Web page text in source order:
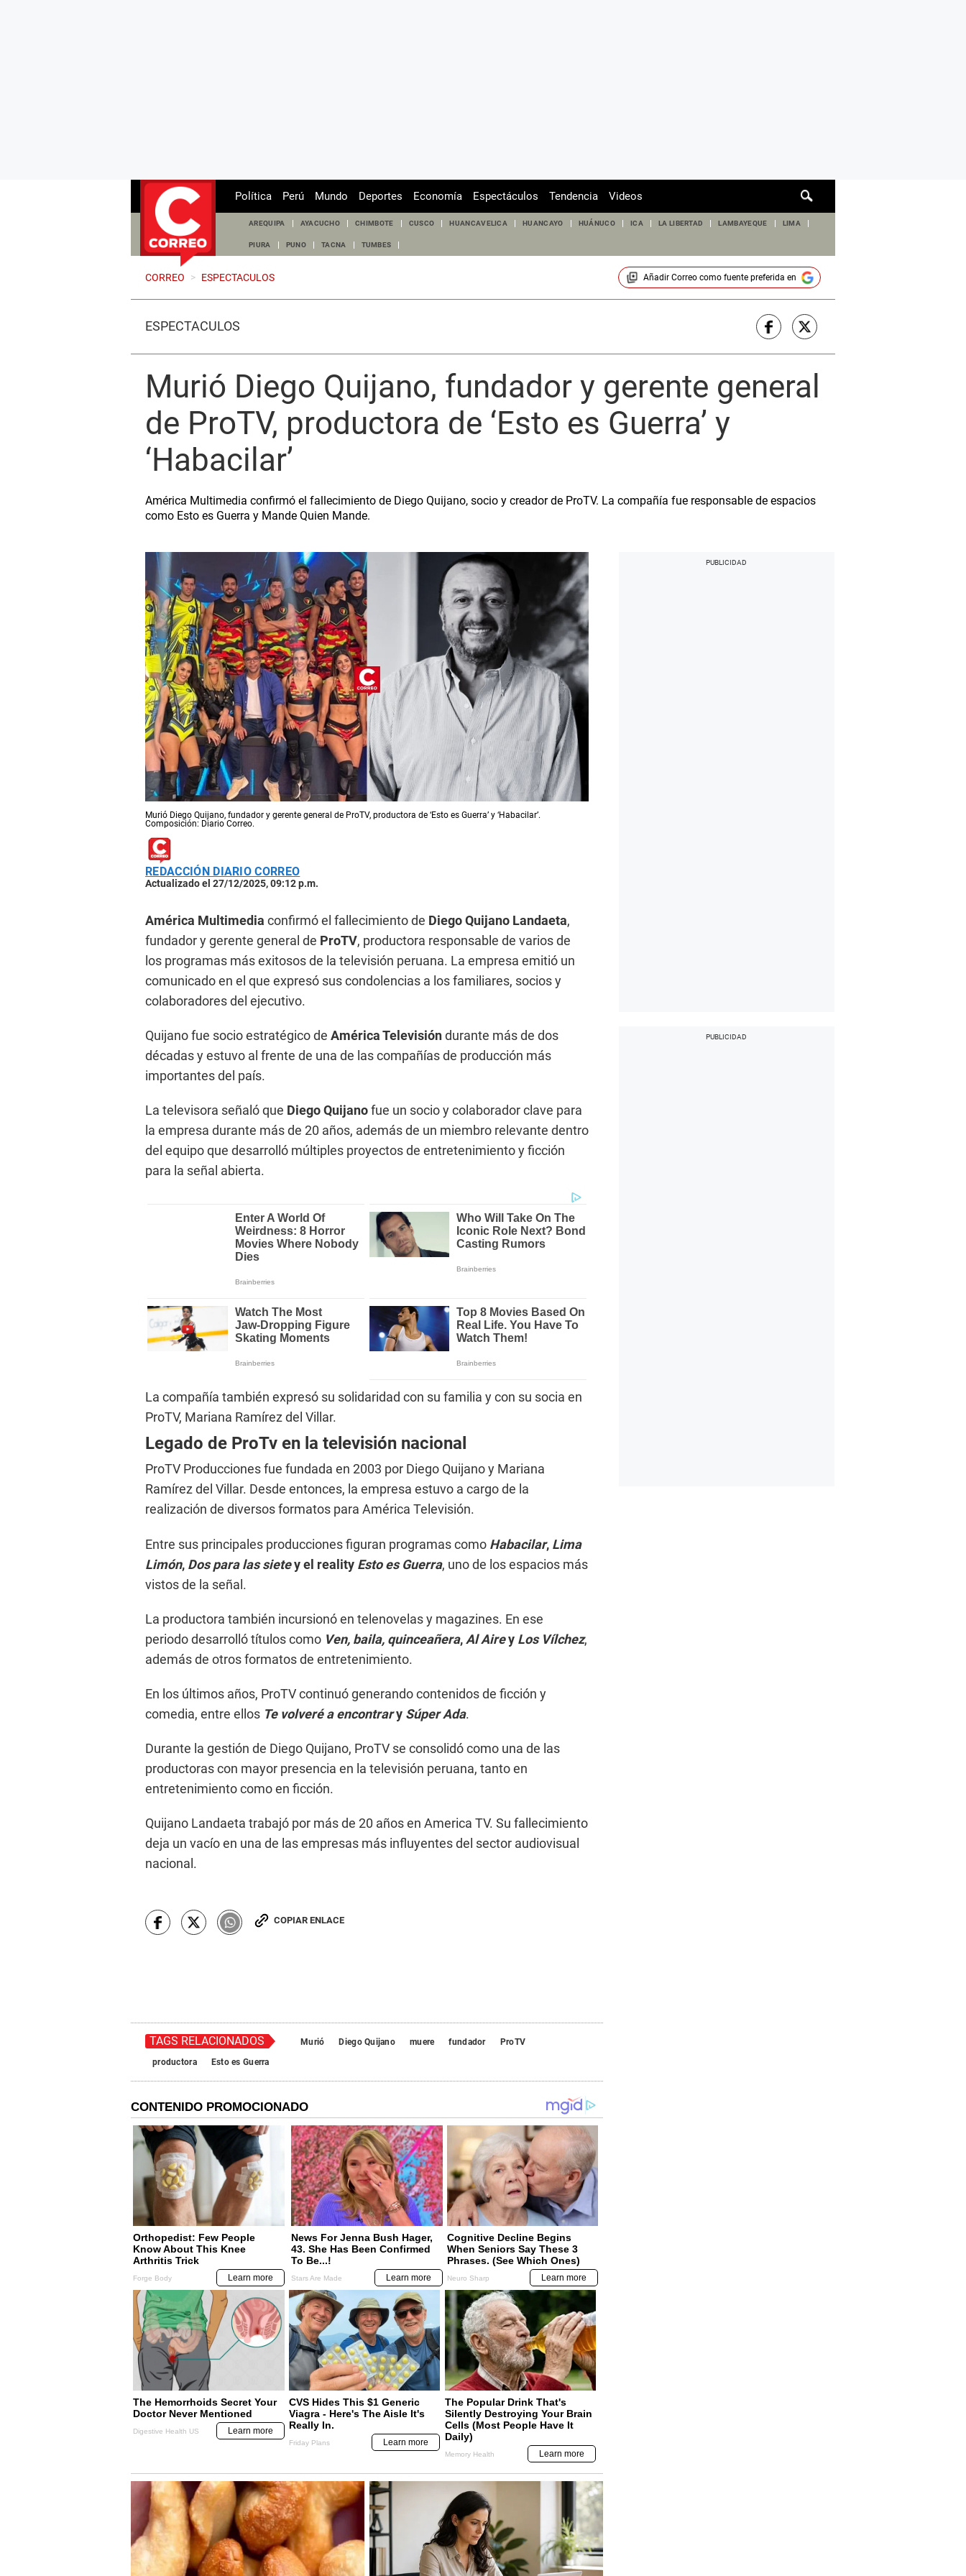
de
Política Perú Mundo Deportes Economía Espectáculos Tendencia Videos
AREQUIPA AYACUCHO CHIMBOTE CUSCO HUANCAVELICA HUANCAYO HUÁNUCO ICA LA LIBERTAD LAMBAYEQUE LIMA
PIURA PUNO TACNA TUMBES
CORREO > ESPECTACULOS Añadir Correocomo fuente preferida en
ESPECTÁCULOS
Murió Diego Quijano, fundador y gerente general
de ProTV, productora de ‘Esto es Guerra’ y
‘Habacilar’
América Multimedia confirmó el fallecimiento de Diego Quijano, socio y creador de ProTV. La compañía fue responsable de espacios
como Esto es Guerra y Mande Quien Mande.
Murió Diego Quijano, fundador y gerente general de ProTV, productora de ‘Esto es Guerra’ y ‘Habacilar’.
Composición: Diario Correo.
REDACCIÓN DIARIO CORREO
Actualizado el 27/12/2025, 09:12 p.m.
América Multimedia confirmó el fallecimiento de Diego Quijano Landaeta,
fundador y gerente general de ProTV, productora responsable de varios de
los programas más exitosos de la televisión peruana. La empresa emitió un
comunicado en el que expresó sus condolencias a los familiares, socios y
colaboradores del ejecutivo.
Quijano fue socio estratégico de América Televisióndurante más de dos
décadas y estuvo al frente de una de las compañías de producción más
importantes del país.
La televisora señaló que Diego Quijanofue un socio y colaborador clave para
la empresa durante más de 20 años, además de un miembro relevante dentro
del equipo que desarrolló múltiples proyectos de entretenimiento y ficción
para la señal abierta.
La compañía también expresó su solidaridad con su familia y con su socia en
ProTV, Mariana Ramírez del Villar.
Legado de ProTv en la televisión nacional
ProTV Producciones fue fundada en 2003 por Diego Quijano y Mariana
Ramírez del Villar. Desde entonces, la empresa estuvo a cargo de la
realización de diversos formatos para América Televisión.
Entre sus principales producciones figuran programas como Habacilar, Lima
Limón, Dos para las sietey el reality Esto es Guerra, uno de los espacios más
vistos de la señal.
La productora también incursionó en telenovelas y magazines. En ese
periodo desarrolló títulos como Ven, baila, quinceañera, Al Airey Los Vílchez,
además de otros formatos de entretenimiento.
En los últimos años, ProTV continuó generando contenidos de ficción y
comedia, entre ellos Te volveré a encontrary Súper Ada.
Durante la gestión de Diego Quijano, ProTV se consolidó como una de las
productoras con mayor presencia en la televisión peruana, tanto en
entretenimiento como en ficción.
Quijano Landaeta trabajó por más de 20 años en America TV. Su fallecimiento
deja un vacío en una de las empresas más influyentes del sector audiovisual
nacional.
COPIAR ENLACE
TAGS RELACIONADOS Murió Diego Quijano muere fundador
ProTV
productora
Esto es Guerra